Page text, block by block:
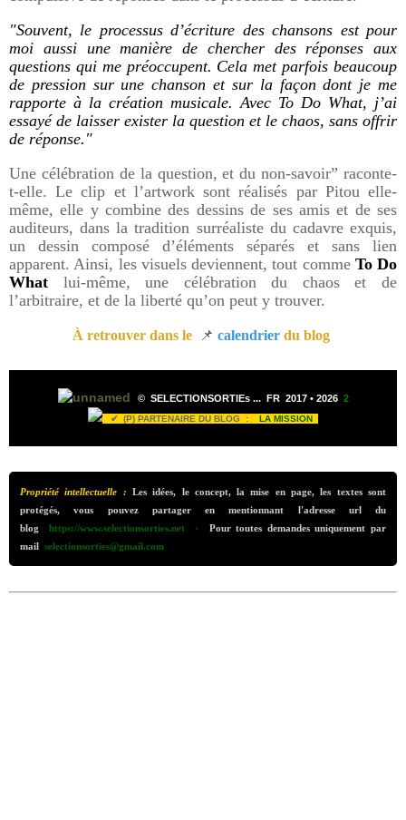
"Souvent, le processus d’écriture des chansons est pour
moi aussi une manière de chercher des réponses aux
questions qui me préoccupent. Cela met parfois beaucoup
de pression sur une chanson et sur la façon dont je me
rapporte à la création musicale. Avec To Do What, j’ai
essayé de laisser exister la question et le chaos, sans offrir
de réponse."
Une célébration de la question, et du non-savoir” raconte-
t-elle. Le clip et l’artwork sont réalisés par Pitou elle-
même, elle y combine des dessins de ses amis et de ses
auditeurs, dans la tradition surréaliste du cadavre exquis,
un dessin composé d’éléments séparés et sans lien
apparent. Ainsi, les visuels deviennent, tout comme To Do
What lui-même, une célébration du chaos et de
l’arbitraire, et de la liberté qu’on peut y trouver.
À retrouver dans le 📌 calendrier du blog
© SELECTIONSORTIEs ... FR 2017 • 2026 2
✔ (P) PARTENAIRE DU BLOG : LA MISSION
Propriété intellectuelle : Les idées, le concept, la mise en page, les textes sont
protégés, vous pouvez partager en mentionnant l'adresse url du
blog
https://www.selectionsorties.net •
Pour toutes demandes uniquement par
mail selectionsorties@gmail.com